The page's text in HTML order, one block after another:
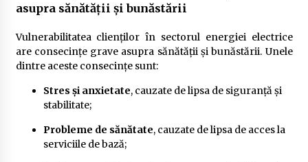
asupra sănătății și bunăstării
Vulnerabilitatea clienților în sectorul energiei electrice
are consecințe grave asupra sănătății și bunăstării. Unele
dintre aceste consecințe sunt:
Stres și anxietate, cauzate de lipsa de siguranță și
stabilitate;
Probleme de sănătate, cauzate de lipsa de acces la
serviciile de bază;